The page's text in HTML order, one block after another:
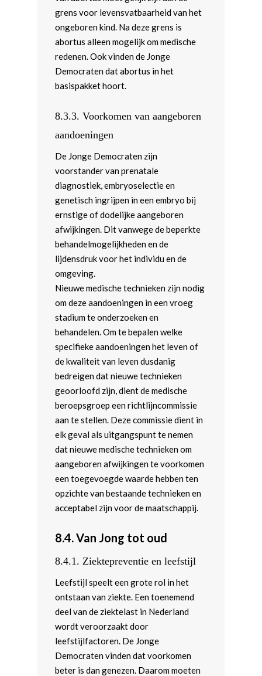
grens voor levensvatbaarheid van het
ongeboren kind. Na deze grens is
abortus alleen mogelijk om medische
redenen. Ook vinden de Jonge
Democraten dat abortus in het
basispakket hoort.
8.3.3.Voorkomen van aangeboren
aandoeningen
De Jonge Democraten zijn
voorstander van prenatale
diagnostiek, embryoselectie en
genetisch ingrijpen in een embryo bij
ernstige of dodelijke aangeboren
afwijkingen. Dit vanwege de beperkte
behandelmogelijkheden en de
lijdensdruk voor het individu en de
omgeving.
Nieuwe medische technieken zijn nodig
om deze aandoeningen in een vroeg
stadium te onderzoeken en
behandelen. Om te bepalen welke
specifieke aandoeningen het leven of
de kwaliteit van leven dusdanig
bedreigen dat nieuwe technieken
geoorloofd zijn, dient de medische
beroepsgroep een richtlijncommissie
aan te stellen. Deze commissie dient in
elk geval als uitgangspunt te nemen
dat nieuwe medische technieken om
aangeboren afwijkingen te voorkomen
een toegevoegde waarde hebben ten
opzichte van bestaande technieken en
acceptabel zijn voor de maatschappij.
8.4.Van Jong tot oud
8.4.1.Ziektepreventie en leefstijl
Leefstijl speelt een grote rol in het
ontstaan van ziekte. Een toenemend
deel van de ziektelast in Nederland
wordt veroorzaakt door
leefstijlfactoren. De Jonge
Democraten vinden dat voorkomen
beter is dan genezen. Daarom moeten